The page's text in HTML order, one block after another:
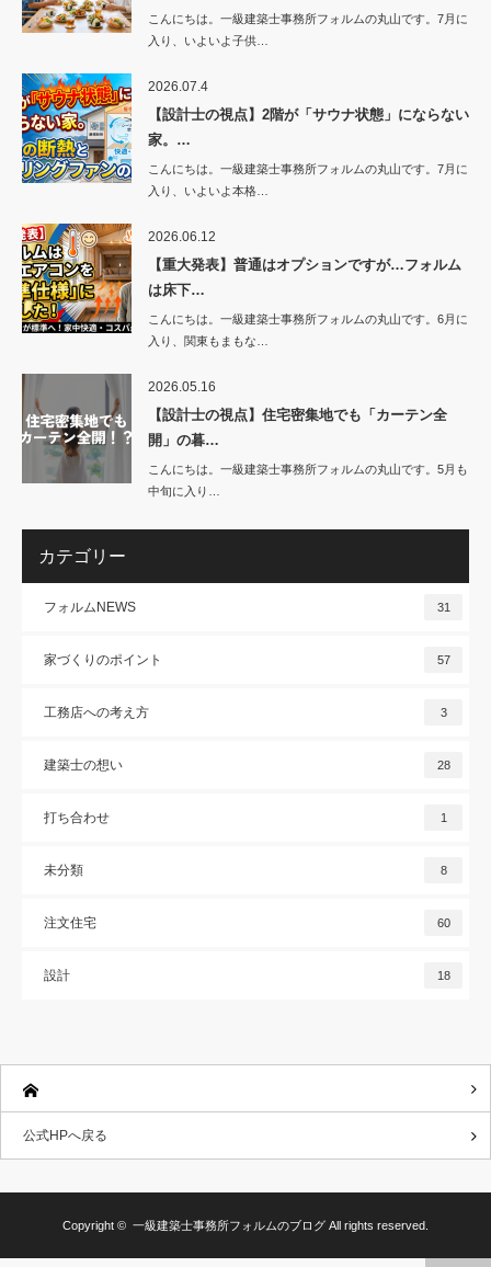
こんにちは。一級建築士事務所フォルムの丸山です。7月に
入り、いよいよ子供…
2026.07.4
【設計士の視点】2階が「サウナ状態」にならない
家。…
こんにちは。一級建築士事務所フォルムの丸山です。7月に
入り、いよいよ本格…
2026.06.12
【重大発表】普通はオプションですが…フォルム
は床下…
こんにちは。一級建築士事務所フォルムの丸山です。6月に
入り、関東もまもな…
2026.05.16
【設計士の視点】住宅密集地でも「カーテン全
開」の暮…
こんにちは。一級建築士事務所フォルムの丸山です。5月も
中旬に入り…
カテゴリー
フォルムNEWS 31
家づくりのポイント 57
工務店への考え方 3
建築士の想い 28
打ち合わせ 1
未分類 8
注文住宅 60
設計 18
公式HPへ戻る
Copyright © 一級建築士事務所フォルムのブログ All rights reserved.